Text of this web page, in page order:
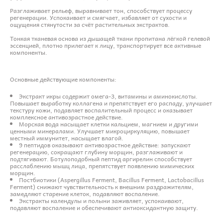
Разглаживает рельеф, выравнивает тон, способствует процессу
регенерации. Успокаивает и смягчает, избавляет от сухости и
ощущения стянутости за счёт растительных экстрактов.
Тонкая тканевая основа из дышащей ткани пропитана лёгкой гелевой
эссенцией, плотно прилегает к лицу, транспортирует все активные
компоненты.
Основные действующие компоненты:
Экстракт икры содержит омега-3, витамины и аминокислоты.
Повышает выработку коллагена и препятствует его распаду, улучшает
текстуру кожи, подавляет воспалительный процесс и оказывает
комплексное антивозрастное действие.
Морская вода насыщает клетки кальцием, магнием и другими
ценными минералами. Улучшает микроциркуляцию, повышает
местный иммунитет, насыщает влагой.
9 пептидов оказывают антивозрастное действие: запускают
регенерацию, сокращают глубину морщин, разглаживают и
подтягивают. Ботулоподобный пептид аргирелин способствует
расслаблению мышц лица, препятствует появлению мимических
морщин.
Постбиотики (Aspergillus Ferment, Bacillus Ferment, Lactobacillus
Ferment) снижают чувствительность к внешним раздражителям,
замедляют старение клеток, подавляют воспаление.
Экстракты календулы и полыни заживляет, успокаивают,
подавляют воспаление и обеспечивают антиоксидантную защиту.